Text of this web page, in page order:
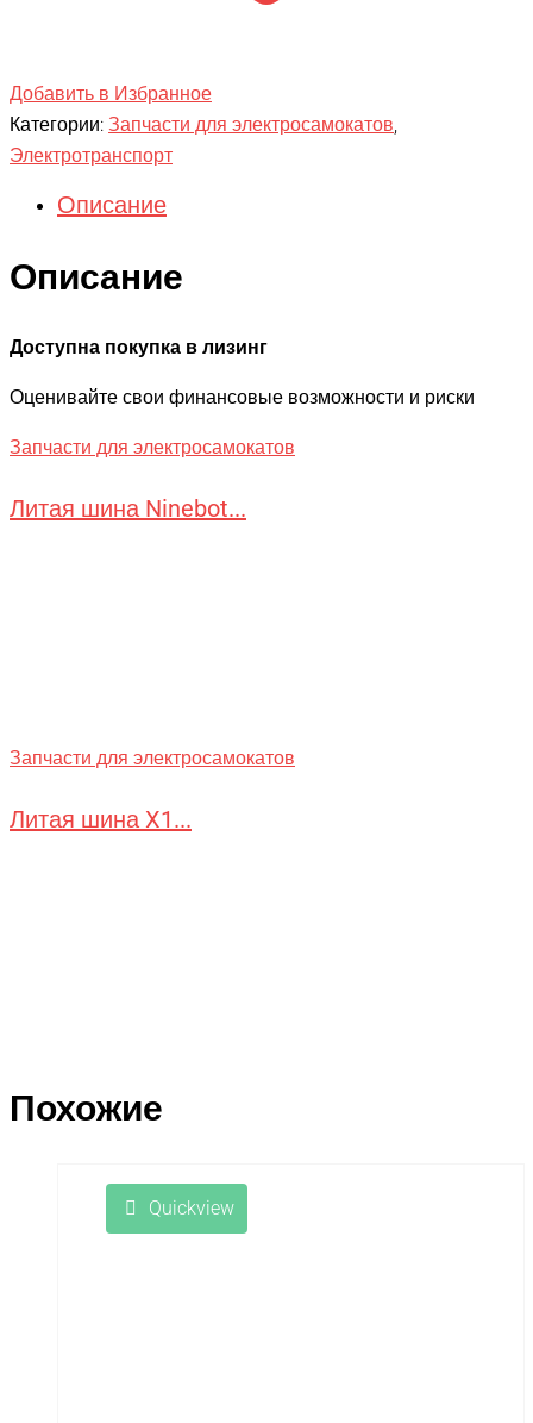
Добавить в Избранное
Категории: Запчасти для электросамокатов
Электротранспорт
Описание
Описание
Доступна покупка в лизинг
Оценивайте свои финансовые возможности и риски
Запчасти для электросамокатов
Литая шина Ninebot...
Запчасти для электросамокатов
Литая шина X1...
Похожие
Quickview